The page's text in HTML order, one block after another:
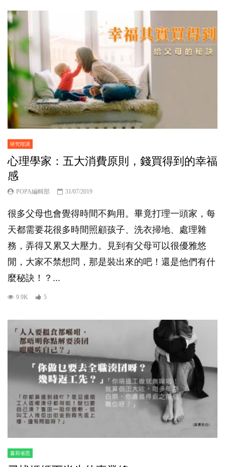
研究咁講
心理學家：五大消費原則，錢買得到的幸福
感
POPA編輯部 31/07/2019
很多父母也會覺得時間不夠用。畢竟打理一頭家，每
天都需要花很多時間照顧孩子、洗衣掃地、處理雜
務，弄得又累又大壓力。見到有父母可以很優雅悠
閒，大家不禁想問，那是裝出來的吧！還是他們有什
麼秘訣！？...
9.9K 5
書寫省思